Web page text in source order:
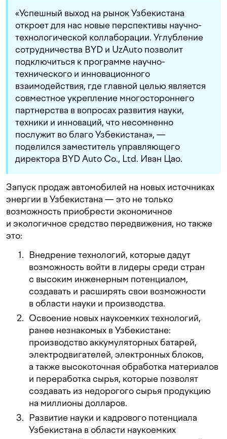
«Успешный выход на рынок Узбекистана
откроет для нас новые перспективы научно-
технологической коллаборации. Углубление
сотрудничества BYD и UzAuto позволит
подключиться к программе научно-
технического и инновационного
взаимодействия, где главной целью является
совместное укрепление многостороннего
партнерства в вопросах развития науки,
техники и инноваций, что несомненно
послужит во благо Узбекистана», —
поделился заместитель управляющего
директора BYD Auto Co., Ltd. Иван Цао.
Запуск продаж автомобилей на новых источниках
энергии в Узбекистана — это не только
возможность приобрести экономичное
и экологичное средство передвижения, но также
это:
Внедрение технологий, которые дадут
возможность войти в лидеры среди стран
с высоким инженерным потенциалом,
создавать и расширять свои возможности
в области науки и производства.
Освоение новых наукоемких технологий,
ранее незнакомых в Узбекистане:
производство аккумуляторных батарей,
электродвигателей, электронных блоков,
а также высокоточная обработка материалов
и переработка сырья, которые позволят
создавать из недорогого сырья продукцию
на миллионы долларов.
Развитие науки и кадрового потенциала
Узбекистана в области наукоемких